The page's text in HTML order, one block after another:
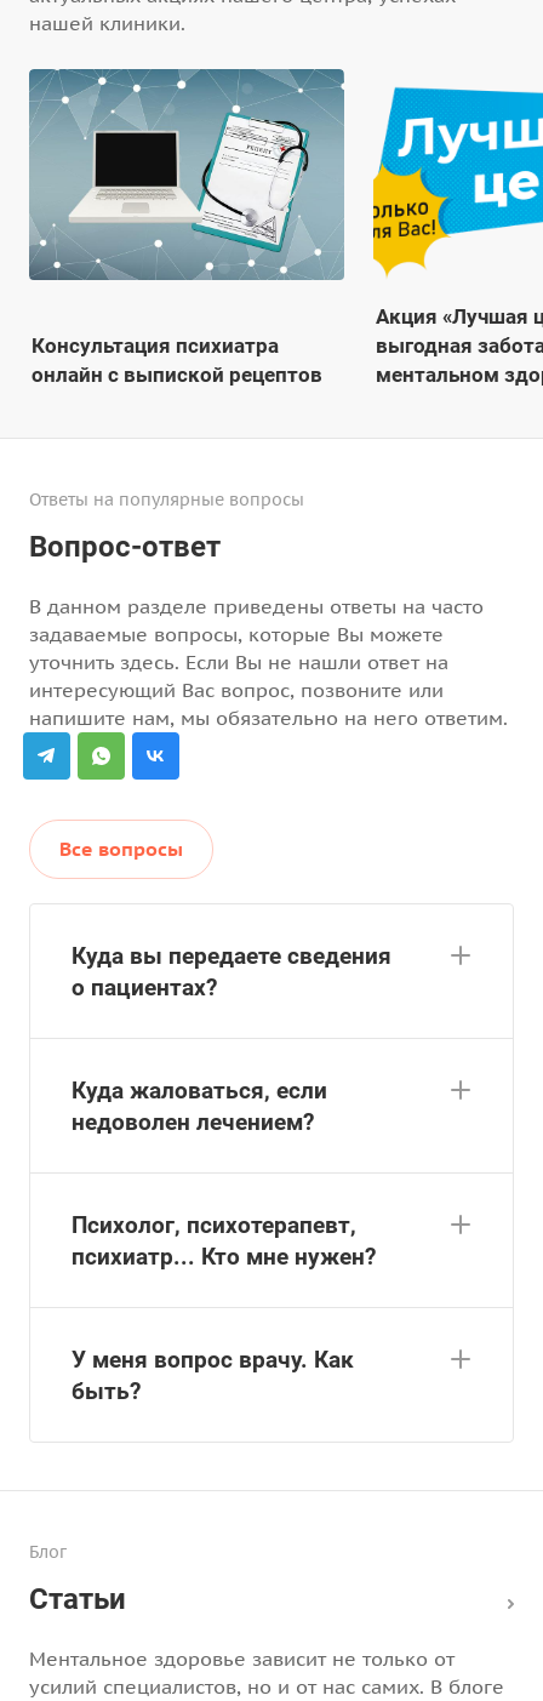
нашей клиники.
Консультация психиатра
онлайн с выпиской рецептов
Акция «Лучшая
выгодная
ментальном
Ответы на популярные вопросы
Вопрос-ответ
В данном разделе приведены ответы на часто
задаваемые вопросы, которые Вы можете
уточнить здесь. Если Вы не нашли ответ на
интересующий Вас вопрос, позвоните или
напишите нам, мы обязательно на него ответим.
Все вопросы
Куда вы передаете сведения
о пациентах?
Куда жаловаться, если
недоволен лечением?
Психолог, психотерапевт,
психиатр... Кто мне нужен?
У меня вопрос врачу. Как
быть?
Блог
Статьи
Ментальное здоровье зависит не только от
усилий специалистов, но и от нас самих. В блоге